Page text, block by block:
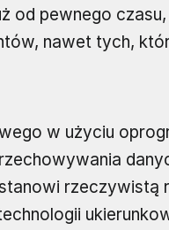
od pewnego
nawet tych,
w użyciu
rzeczywistą